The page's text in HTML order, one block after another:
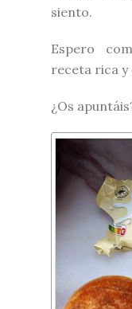
siento.
Espero
receta rica y
¿Os